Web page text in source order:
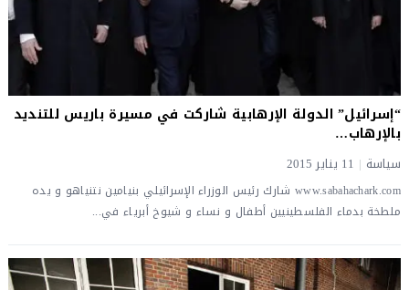
“إسرائيل” الدولة الإرهابية شاركت في مسيرة باريس للتنديد
بالإرهاب…
سياسة 11 يناير 2015
www.sabahachark.com شارك رئيس الوزراء الإسرائيلي بنيامين نتنياهو و يده
ملطخة بدماء الفلسطينيين أطفال و نساء و شيوخ أبرياء في...